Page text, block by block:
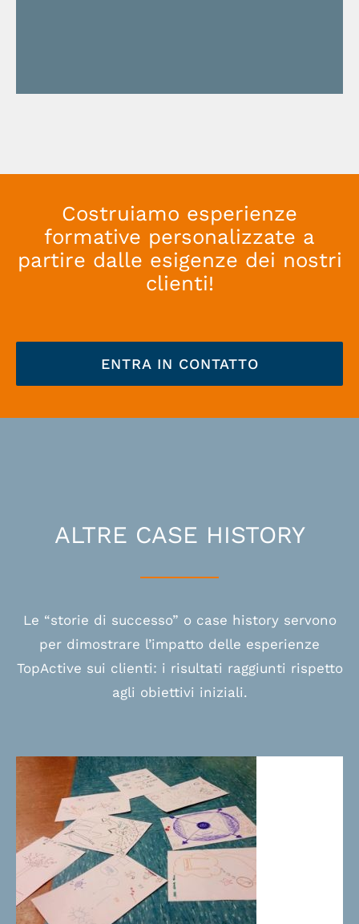
Costruiamo esperienze
formative personalizzate a
partire dalle esigenze dei nostri
clienti!
ENTRA IN CONTATTO
ALTRE CASE HISTORY
Le “storie di successo” o case history servono
per dimostrare l’impatto delle esperienze
TopActive sui clienti: i risultati raggiunti rispetto
agli obiettivi iniziali.
Un team building a colpi di
pennello!